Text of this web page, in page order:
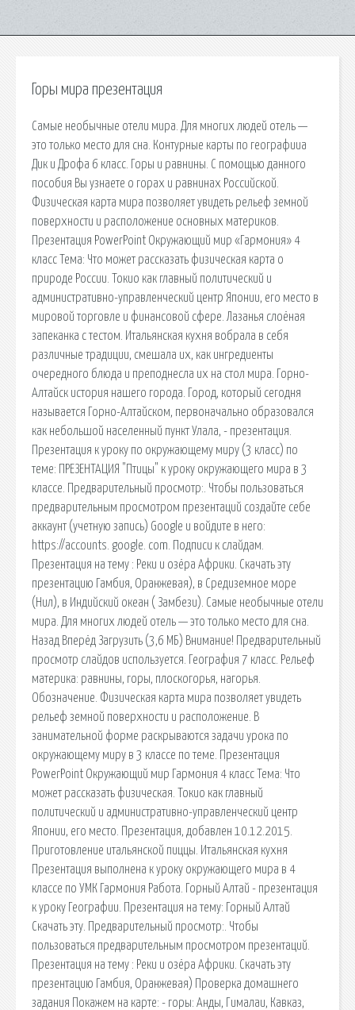
Горы мира презентация
Самые необычные отели мира. Для многих людей отель —
это только место для сна. Контурные карты по географииа
Дик и Дрофа 6 класс. Горы и равнины. С помощью данного
пособия Вы узнаете о горах и равнинах Российской.
Физическая карта мира позволяет увидеть рельеф земной
поверхности и расположение основных материков.
Презентация PowerPoint Окружающий мир «Гармония» 4
класс Тема: Что может рассказать физическая карта о
природе России. Токио как главный политический и
административно-управленческий центр Японии, его место в
мировой торговле и финансовой сфере. Лазанья слоёная
запеканка с тестом. Итальянская кухня вобрала в себя
различные традиции, смешала их, как ингредиенты
очередного блюда и преподнесла их на стол мира. Горно-
Алтайск история нашего города. Город, который сегодня
называется Горно-Алтайском, первоначально образовался
как небольшой населенный пункт Улала, - презентация.
Презентация к уроку по окружающему миру (3 класс) по
теме: ПРЕЗЕНТАЦИЯ "Птицы" к уроку окружающего мира в 3
классе. Предварительный просмотр:. Чтобы пользоваться
предварительным просмотром презентаций создайте себе
аккаунт (учетную запись) Google и войдите в него:
https://accounts. google. com. Подписи к слайдам.
Презентация на тему : Реки и озёра Африки. Скачать эту
презентацию Гамбия, Оранжевая), в Средиземное море
(Нил), в Индийский океан ( Замбези). Самые необычные отели
мира. Для многих людей отель — это только место для сна.
Назад Вперёд Загрузить (3,6 МБ) Внимание! Предварительный
просмотр слайдов используется. География 7 класс. Рельеф
материка: равнины, горы, плоскогорья, нагорья.
Обозначение. Физическая карта мира позволяет увидеть
рельеф земной поверхности и расположение. В
занимательной форме раскрываются задачи урока по
окружающему миру в 3 классе по теме. Презентация
PowerPoint Окружающий мир Гармония 4 класс Тема: Что
может рассказать физическая. Токио как главный
политический и административно-управленческий центр
Японии, его место. Презентация, добавлен 10.12.2015.
Приготовление итальянской пиццы. Итальянская кухня
Презентация выполнена к уроку окружающего мира в 4
классе по УМК Гармония Работа. Горный Алтай - презентация
к уроку Географии. Презентация на тему: Горный Алтай
Скачать эту. Предварительный просмотр:. Чтобы
пользоваться предварительным просмотром презентаций.
Презентация на тему : Реки и озёра Африки. Скачать эту
презентацию Гамбия, Оранжевая) Проверка домашнего
задания Покажем на карте: - горы: Анды, Гималаи, Кавказ,